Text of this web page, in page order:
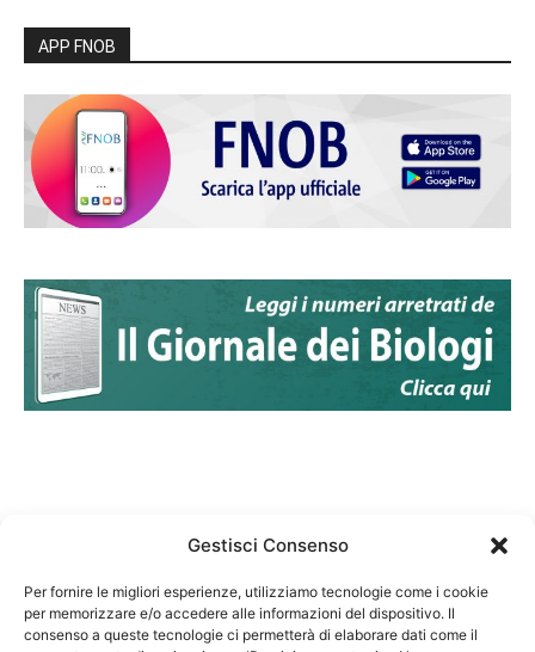
Gestisci Consenso
Per fornire le migliori esperienze, utilizziamo tecnologie come i cookie
per memorizzare e/o accedere alle informazioni del dispositivo. Il
consenso a queste tecnologie ci permetterà di elaborare dati come il
APP FNOB
Federazione Nazionale Degli Ordini dei Biologi: